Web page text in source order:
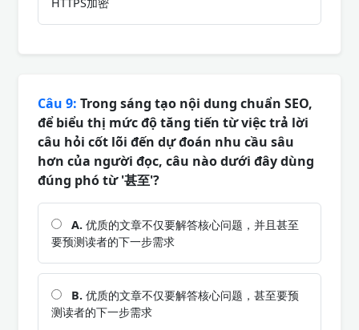
Câu 9: Trong sáng tạo nội dung chuẩn SEO,
để biểu thị mức độ tăng tiến từ việc trả lời
câu hỏi cốt lõi đến dự đoán nhu cầu sâu
hơn của người đọc, câu nào dưới đây dùng
đúng phó từ '甚至'?
A. 优质的文章不仅要解答核心问题，并且甚至
要预测读者的下一步需求
B. 优质的文章不仅要解答核心问题，甚至要预
测读者的下一步需求